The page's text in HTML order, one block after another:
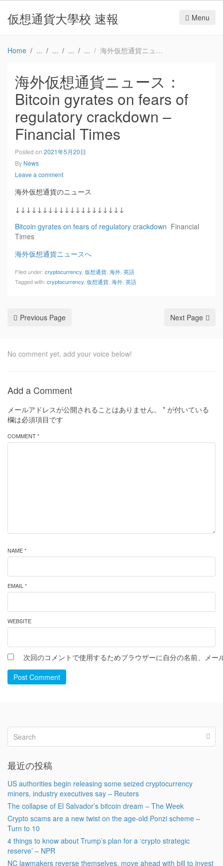
仮想通貨大學校 速報 Menu
Home 海外仮想通貨ニュース：Bitcoin gyrates on fears of regulatory crackdown – Financial Times
海外仮想通貨ニュース：
Bitcoin gyrates on fears of
regulatory crackdown –
Financial Times
Posted on 2021年5月20日
By News
Leave a comment
海外仮想通貨のニュース
↓↓↓↓↓↓↓↓↓↓↓↓↓↓↓↓↓↓↓↓
Bitcoin gyrates on fears of regulatory crackdown Financial
Times
海外仮想通貨ニュースへ
Filed under: cryptocurrency 仮想通貨 海外 英語
Tagged with: cryptocurrency 仮想通貨 海外 英語
Previous Page Next Page
No comment yet, add your voice below!
Add a Comment
メールアドレスが公開されることはありません。 * が付いている
欄は必須項目です
COMMENT *
NAME *
EMAIL *
WEBSITE
次回のコメントで使用するためブラウザーに自分の名前、メー
Post Comment
最近の投稿
US authorities begin releasing some seized cryptocurrency
miners, industry executives say – Reuters
The collapse of El Salvador’s bitcoin dream – The Week
Crypto scams are a new twist on the age-old Ponzi scheme –
Turn to 10
4 things to know about Trump’s plan for a ‘crypto strategic
reserve’ – NPR
NC lawmakers reverse themselves, move ahead with bill to invest